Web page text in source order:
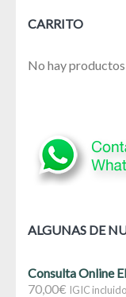
CARRITO
No hay productos
ALGUNAS DE
Consulta Online
70,00€ IGIC incluido